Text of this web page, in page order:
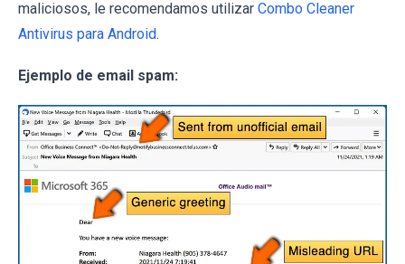
maliciosos, le recomendamos utilizar Combo Cleaner
Antivirus para Android.
Ejemplo de email spam: